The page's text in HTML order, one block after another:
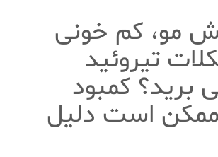
مو، کم خونی
تیروئید
برید؟ کمبود
است دلیل